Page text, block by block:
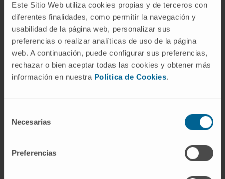
Este Sitio Web utiliza cookies propias y de terceros con
diferentes finalidades, como permitir la navegación y
usabilidad de la página web, personalizar sus
preferencias o realizar analíticas de uso de la página
web. A continuación, puede configurar sus preferencias,
rechazar o bien aceptar todas las cookies y obtener más
información en nuestra Política de Cookies.
Necesarias
Preferencias
¿Qué tratamientos realizamos?
Una vez que el paciente haya entendido su
enfermedad y haya podido resolver todas sus
dudas, se pueden iniciar diversos tratamientos
síntomas.
Las posibilidades actualmente disponibles
dietéticas, siendo posible una valoración
Unidad de Nutrición y Dietética